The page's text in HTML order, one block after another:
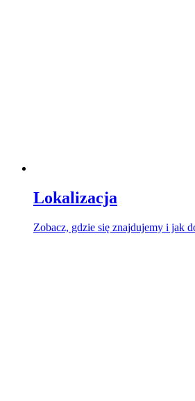
Lokalizacja
Zobacz, gdzie się znajdujemy i jak